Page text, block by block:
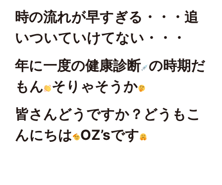
時の流れが早すぎる・・・追
いついていけてない・・・
年に一度の健康診断 の時期だ
もん そりゃそうか
皆さんどうですか？どうもこ
んにちは OZ’sです